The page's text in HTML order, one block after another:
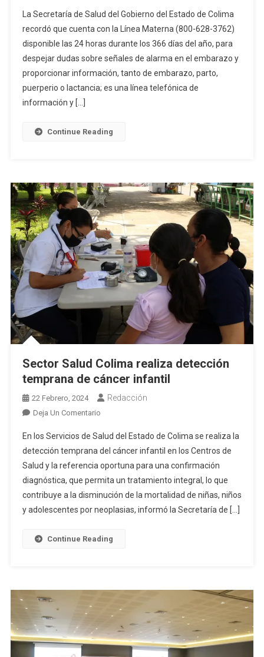
Colima
Orienta
Sobre
Embarazos
Y
Recién
La Secretaría de Salud del Gobierno del Estado de Colima
recordó que cuenta con la Línea Materna (800-628-3762)
disponible las 24 horas durante los 366 días del año, para
despejar dudas sobre señales de alarma en el embarazo y
proporcionar información, tanto de embarazo, parto,
puerperio o lactancia; es una línea telefónica de
información y […]
Continue Reading
Sector Salud Colima realiza detección
temprana de cáncer infantil
22 Febrero, 2024 Redacción
Deja Un ComentarioEn
Salud
Colima
Realiza
Detección
Temprana
De
Infantil
En los Servicios de Salud del Estado de Colima se realiza la
detección temprana del cáncer infantil en los Centros de
Salud y la referencia oportuna para una confirmación
diagnóstica, que permita un tratamiento integral, lo que
contribuye a la disminución de la mortalidad de niñas, niños
y adolescentes por neoplasias, informó la Secretaría de […]
Continue Reading